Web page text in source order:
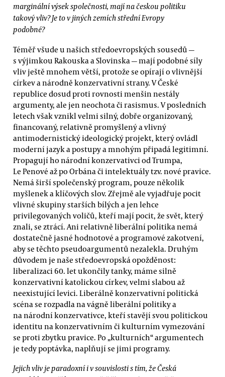
marginální výsek společnosti, mají na českou politiku
takový vliv? Je to v jiných zemích střední Evropy
podobné?
Téměř všude u našich středoevropských sousedů —
s výjimkou Rakouska a Slovinska — mají podobné síly
vliv ještě mnohem větší, protože se opírají o vlivnější
církev a národně konzervativní strany. V České
republice dosud proti rovnosti menšin nestály
argumenty, ale jen neochota či rasismus. V posledních
letech však vznikl velmi silný, dobře organizovaný,
financovaný, relativně promyšlený a vlivný
antimodernistický ideologický projekt, který ovládl
moderní jazyk a postupy a mnohým připadá legitimní.
Propagují ho národní konzervativci od Trumpa,
Le Penové až po Orbána či intelektuály tzv. nové pravice.
Nemá širší společenský program, pouze několik
myšlenek a klíčových slov. Zřejmě ale vyjadřuje pocit
vlivné skupiny starších bílých a jen lehce
privilegovaných voličů, kteří mají pocit, že svět, který
znali, se ztrácí. Ani relativně liberální politika nemá
dostatečně jasné hodnotové a programové zakotvení,
aby se těchto pseudoargumentů nezalekla. Druhým
důvodem je naše středoevropská opožděnost:
liberalizaci 60. let ukončily tanky, máme silně
konzervativní katolickou církev, velmi slabou až
neexistující levici. Liberálně konzervativní politická
scéna se rozpadla na vágně liberální politiky a
na národní konzervativce, kteří stavějí svou politickou
identitu na konzervativním či kulturním vymezování
se proti zbytku pravice. Po „kulturních“ argumentech
je tedy poptávka, naplňují se jimi programy.
Jejich vliv je paradoxní i v souvislosti s tím, že Česká